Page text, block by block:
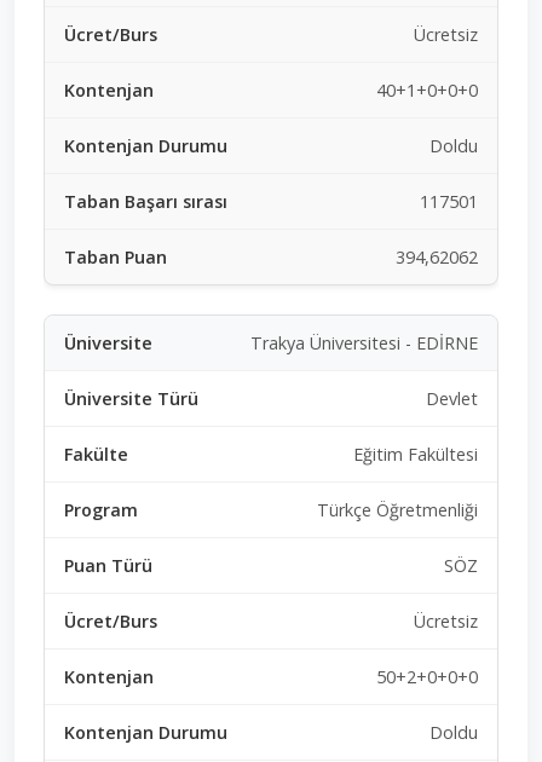
Ücretsiz
40+1+0+0+0
Doldu
117501
394,62062
Trakya Üniversitesi - EDİRNE
Devlet
Eğitim Fakültesi
Türkçe Öğretmenliği
SÖZ
Ücretsiz
50+2+0+0+0
Doldu